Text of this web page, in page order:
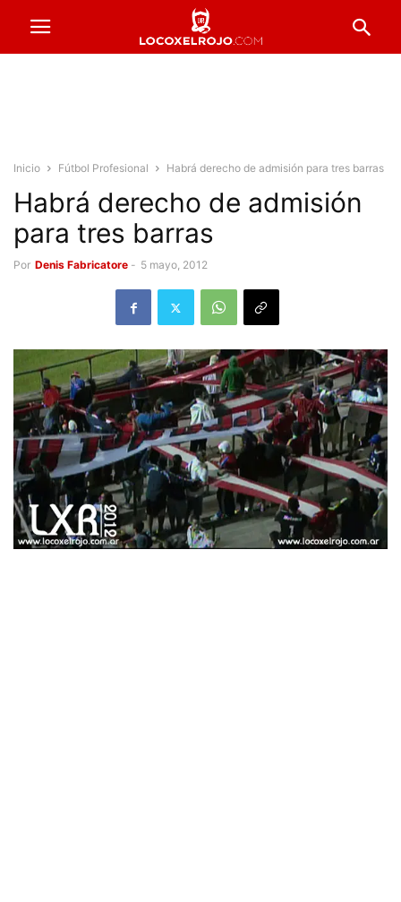
Inicio Fútbol Profesional Habrá derecho de admisión para tres barras
Habrá derecho de admisión
para tres barras
Por Denis Fabricatore - 5 mayo, 2012